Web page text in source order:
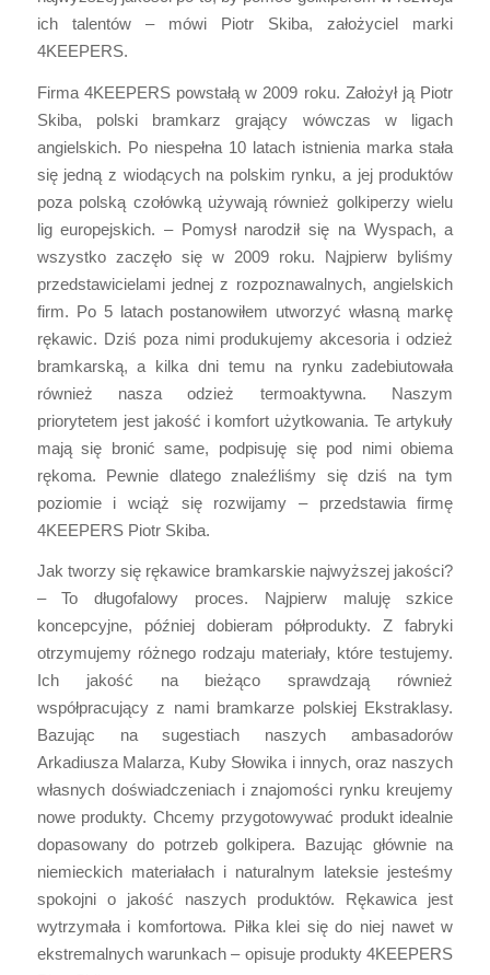
ich talentów – mówi Piotr Skiba, założyciel marki
4KEEPERS.
Firma 4KEEPERS powstałą w 2009 roku. Założył ją Piotr
Skiba, polski bramkarz grający wówczas w ligach
angielskich. Po niespełna 10 latach istnienia marka stała
się jedną z wiodących na polskim rynku, a jej produktów
poza polską czołówką używają również golkiperzy wielu
lig europejskich. – Pomysł narodził się na Wyspach, a
wszystko zaczęło się w 2009 roku. Najpierw byliśmy
przedstawicielami jednej z rozpoznawalnych, angielskich
firm. Po 5 latach postanowiłem utworzyć własną markę
rękawic. Dziś poza nimi produkujemy akcesoria i odzież
bramkarską, a kilka dni temu na rynku zadebiutowała
również nasza odzież termoaktywna. Naszym
priorytetem jest jakość i komfort użytkowania. Te artykuły
mają się bronić same, podpisuję się pod nimi obiema
rękoma. Pewnie dlatego znaleźliśmy się dziś na tym
poziomie i wciąż się rozwijamy – przedstawia firmę
4KEEPERS Piotr Skiba.
Jak tworzy się rękawice bramkarskie najwyższej jakości?
– To długofalowy proces. Najpierw maluję szkice
koncepcyjne, później dobieram półprodukty. Z fabryki
otrzymujemy różnego rodzaju materiały, które testujemy.
Ich jakość na bieżąco sprawdzają również
współpracujący z nami bramkarze polskiej Ekstraklasy.
Bazując na sugestiach naszych ambasadorów
Arkadiusza Malarza, Kuby Słowika i innych, oraz naszych
własnych doświadczeniach i znajomości rynku kreujemy
nowe produkty. Chcemy przygotowywać produkt idealnie
dopasowany do potrzeb golkipera. Bazując głównie na
niemieckich materiałach i naturalnym lateksie jesteśmy
spokojni o jakość naszych produktów. Rękawica jest
wytrzymała i komfortowa. Piłka klei się do niej nawet w
ekstremalnych warunkach – opisuje produkty 4KEEPERS